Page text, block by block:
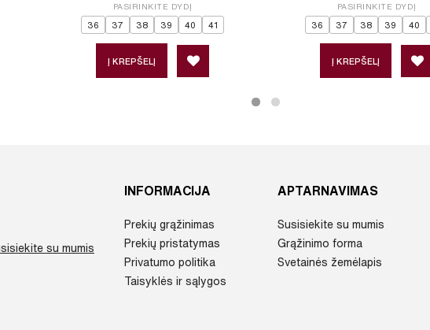
PASIRINKITE DYDĮ
36 37 38 39 40 41
Į KREPŠELĮ
PASIRINKITE DYDĮ
36 37 38 39 40
Į KREPŠELĮ
su mumis
INFORMACIJA
Prekių grąžinimas
Prekių pristatymas
Privatumo politika
Taisyklės ir sąlygos
APTARNAVIMAS
Susisiekite su mumis
Grąžinimo forma
Svetainės žemėlapis